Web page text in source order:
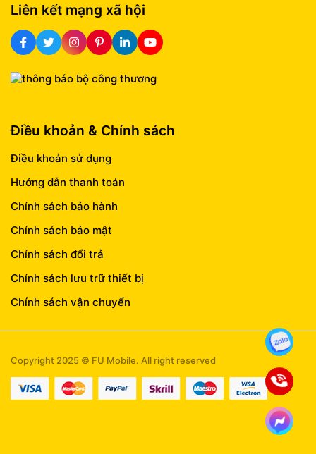
Liên kết mạng xã hội
Điều khoản & Chính sách
Điều khoản sử dụng
Hướng dẫn thanh toán
Chính sách bảo hành
Chính sách bảo mật
Chính sách đổi trả
Chính sách lưu trữ thiết bị
Chính sách vận chuyển
Copyright 2025 © FU Mobile. All right reserved